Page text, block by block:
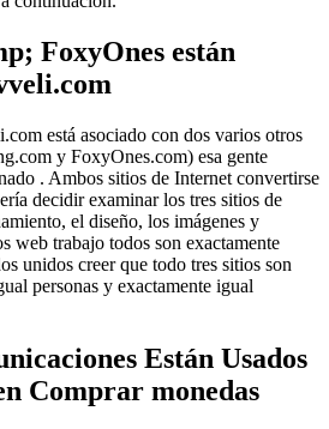
FoxyOnes están
está asociado con dos varios otros
y FoxyOnes.com) esa gente
. Ambos sitios de Internet convertirse
decidir examinar los tres sitios de
el diseño, los imágenes y
web trabajo todos son exactamente
unidos creer que todo tres sitios son
personas y exactamente igual
Están Usados
Comprar monedas